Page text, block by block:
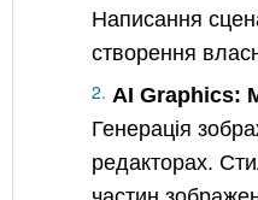
Написання
створення
AI Graphics:
Генерація
редакторах.